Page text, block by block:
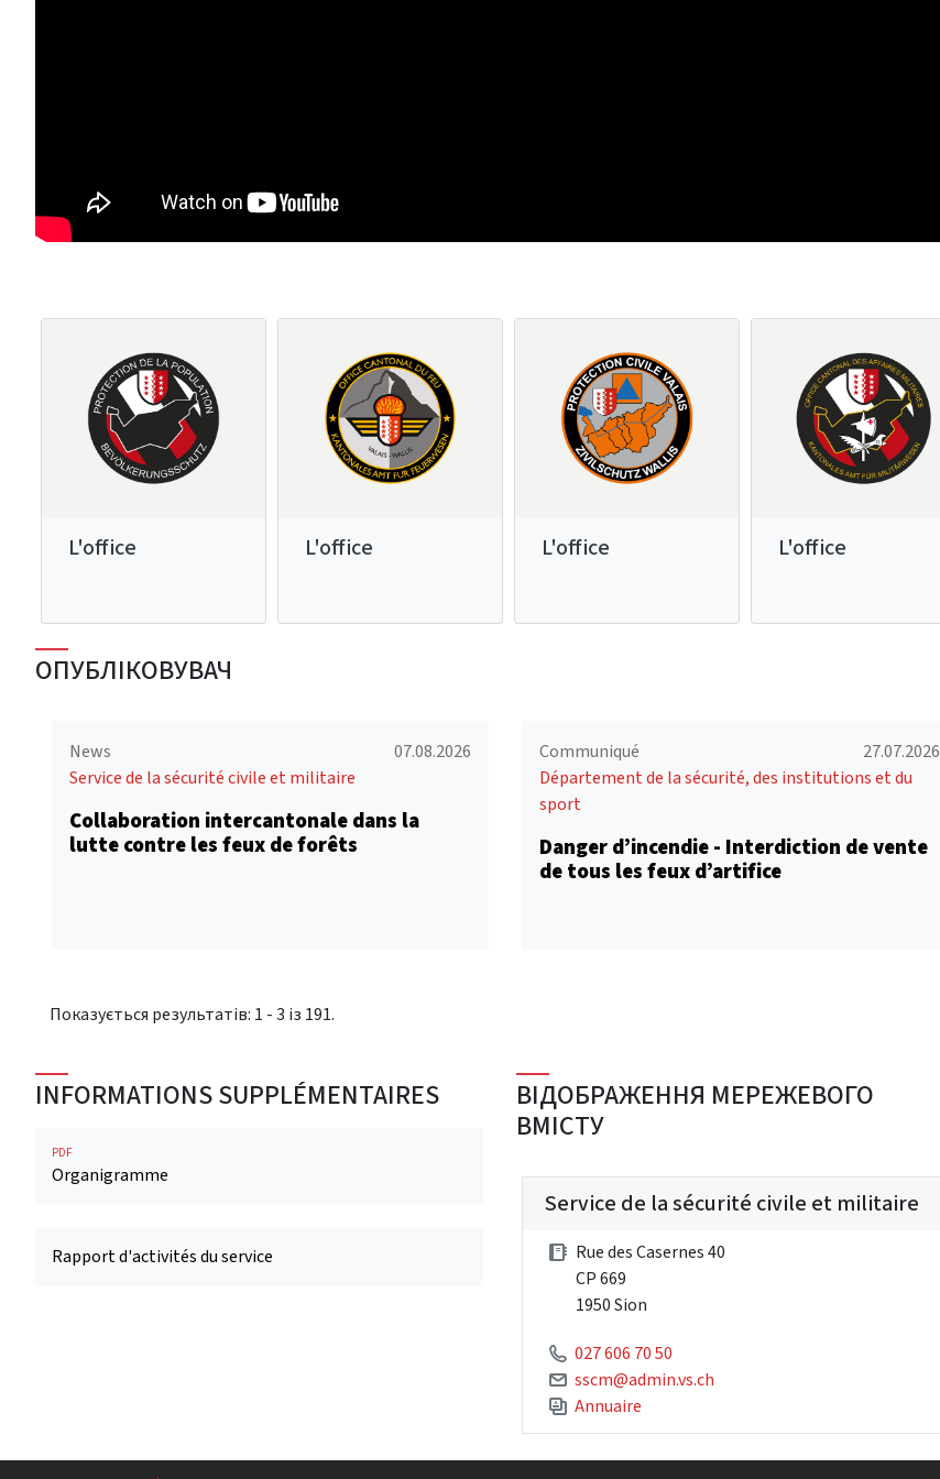
L'office L'office L'office L'office
ОПУБЛІКОВУВАЧ
News
07.08.2026
Service de la sécurité civile et militaire
Collaboration intercantonale dans la
lutte contre les feux de forêts
Communiqué
27.07.2026
Département de la sécurité, des institutions et du
sport
Danger d’incendie - Interdiction de vente
de tous les feux d’artifice
Показується результатів: 1 - 3 із 191.
INFORMATIONS SUPPLÉMENTAIRES
PDF
Organigramme
Rapport d'activités du service
ВІДОБРАЖЕННЯ МЕРЕЖЕВОГО
ВМІСТУ
Service de la sécurité civile et militaire
Rue des Casernes 40
CP 669
1950 Sion
027 606 70 50
sscm@admin.vs.ch
Annuaire